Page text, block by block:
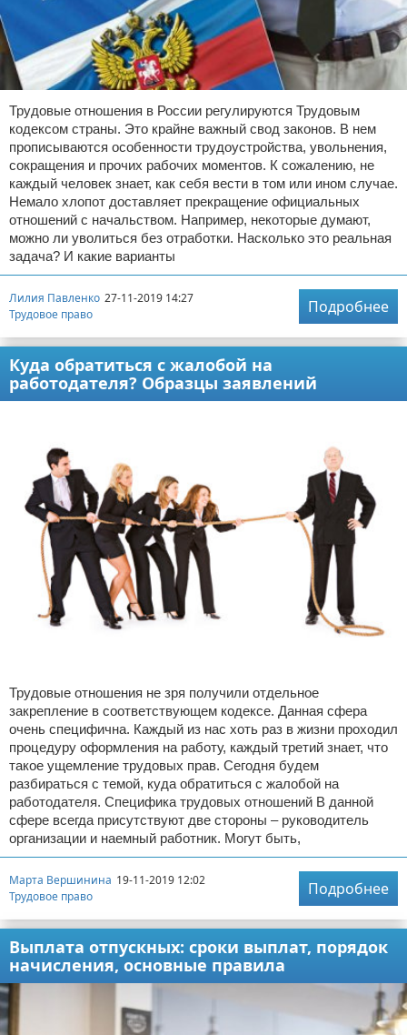
Трудовые отношения в России регулируются Трудовым
кодексом страны. Это крайне важный свод законов. В нем
прописываются особенности трудоустройства, увольнения,
сокращения и прочих рабочих моментов. К сожалению, не
каждый человек знает, как себя вести в том или ином случае.
Немало хлопот доставляет прекращение официальных
отношений с начальством. Например, некоторые думают,
можно ли уволиться без отработки. Насколько это реальная
задача? И какие варианты
Лилия Павленко 27-11-2019 14:27
Трудовое право
Подробнее
Куда обратиться с жалобой на
работодателя? Образцы заявлений
Трудовые отношения не зря получили отдельное
закрепление в соответствующем кодексе. Данная сфера
очень специфична. Каждый из нас хоть раз в жизни проходил
процедуру оформления на работу, каждый третий знает, что
такое ущемление трудовых прав. Сегодня будем
разбираться с темой, куда обратиться с жалобой на
работодателя. Специфика трудовых отношений В данной
сфере всегда присутствуют две стороны – руководитель
организации и наемный работник. Могут быть,
Марта Вершинина 19-11-2019 12:02
Трудовое право
Подробнее
Выплата отпускных: сроки выплат, порядок
начисления, основные правила